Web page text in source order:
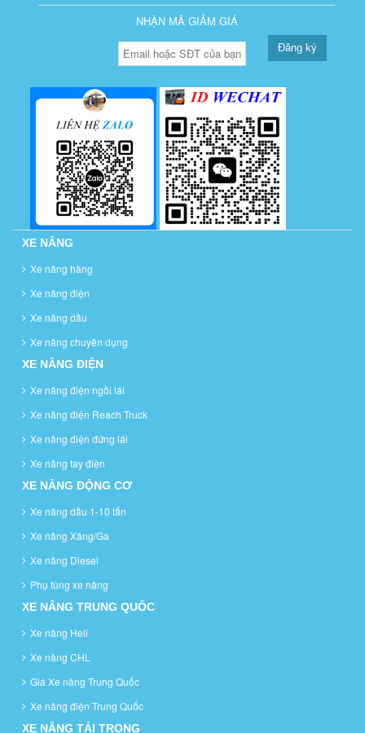
NHẬN MÃ GIẢM GIÁ
Đăng ký
XE NÂNG
Xe nâng hàng
Xe nâng điện
Xe nâng dầu
Xe nâng chuyên dụng
XE NÂNG ĐIỆN
Xe nâng điện ngồi lái
Xe nâng điện Reach Truck
Xe nâng điện đứng lái
Xe nâng tay điện
XE NÂNG ĐỘNG CƠ
Xe nâng dầu 1-10 tấn
Xe nâng Xăng/Ga
Xe nâng Diesel
Phụ tùng xe nâng
XE NÂNG TRUNG QUỐC
Xe nâng Heli
Xe nâng CHL
Giá Xe nâng Trung Quốc
Xe nâng điện Trung Quốc
XE NÂNG TẢI TRỌNG